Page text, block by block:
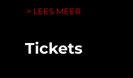
> LEES MEER
Tickets